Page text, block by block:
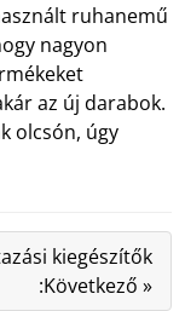
ruhanemű
nagyon
az új darabok.
olcsón, úgy
kiegészítők
:Következő »